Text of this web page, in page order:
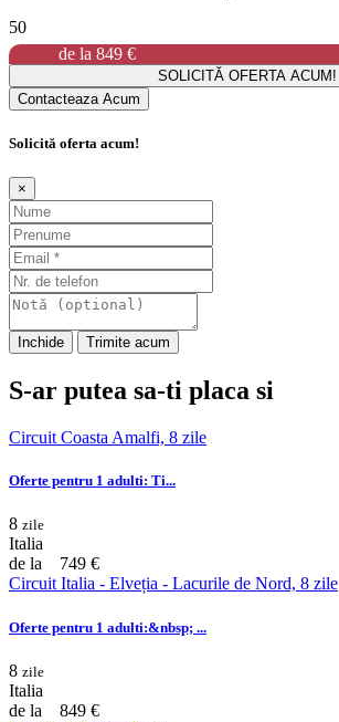
50
de la 849 €
SOLICITĂ OFERTA ACUM!
Contacteaza Acum
Solicită oferta acum!
×
Inchide Trimite acum
S-ar putea sa-ti placa si
Circuit Coasta Amalfi, 8 zile
Oferte pentru 1 adulti: Ti...
8 zile
Italia
de la 749 €
Circuit Italia - Elveția - Lacurile de Nord, 8 zile
Oferte pentru 1 adulti:&nbsp; ...
8 zile
Italia
de la 849 €